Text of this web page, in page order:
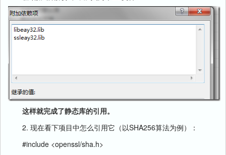
这样就完成了静态库的引用。
2. 现在看下项目中怎么引用它（以SHA256算法为例）：
#include <openssl/sha.h>